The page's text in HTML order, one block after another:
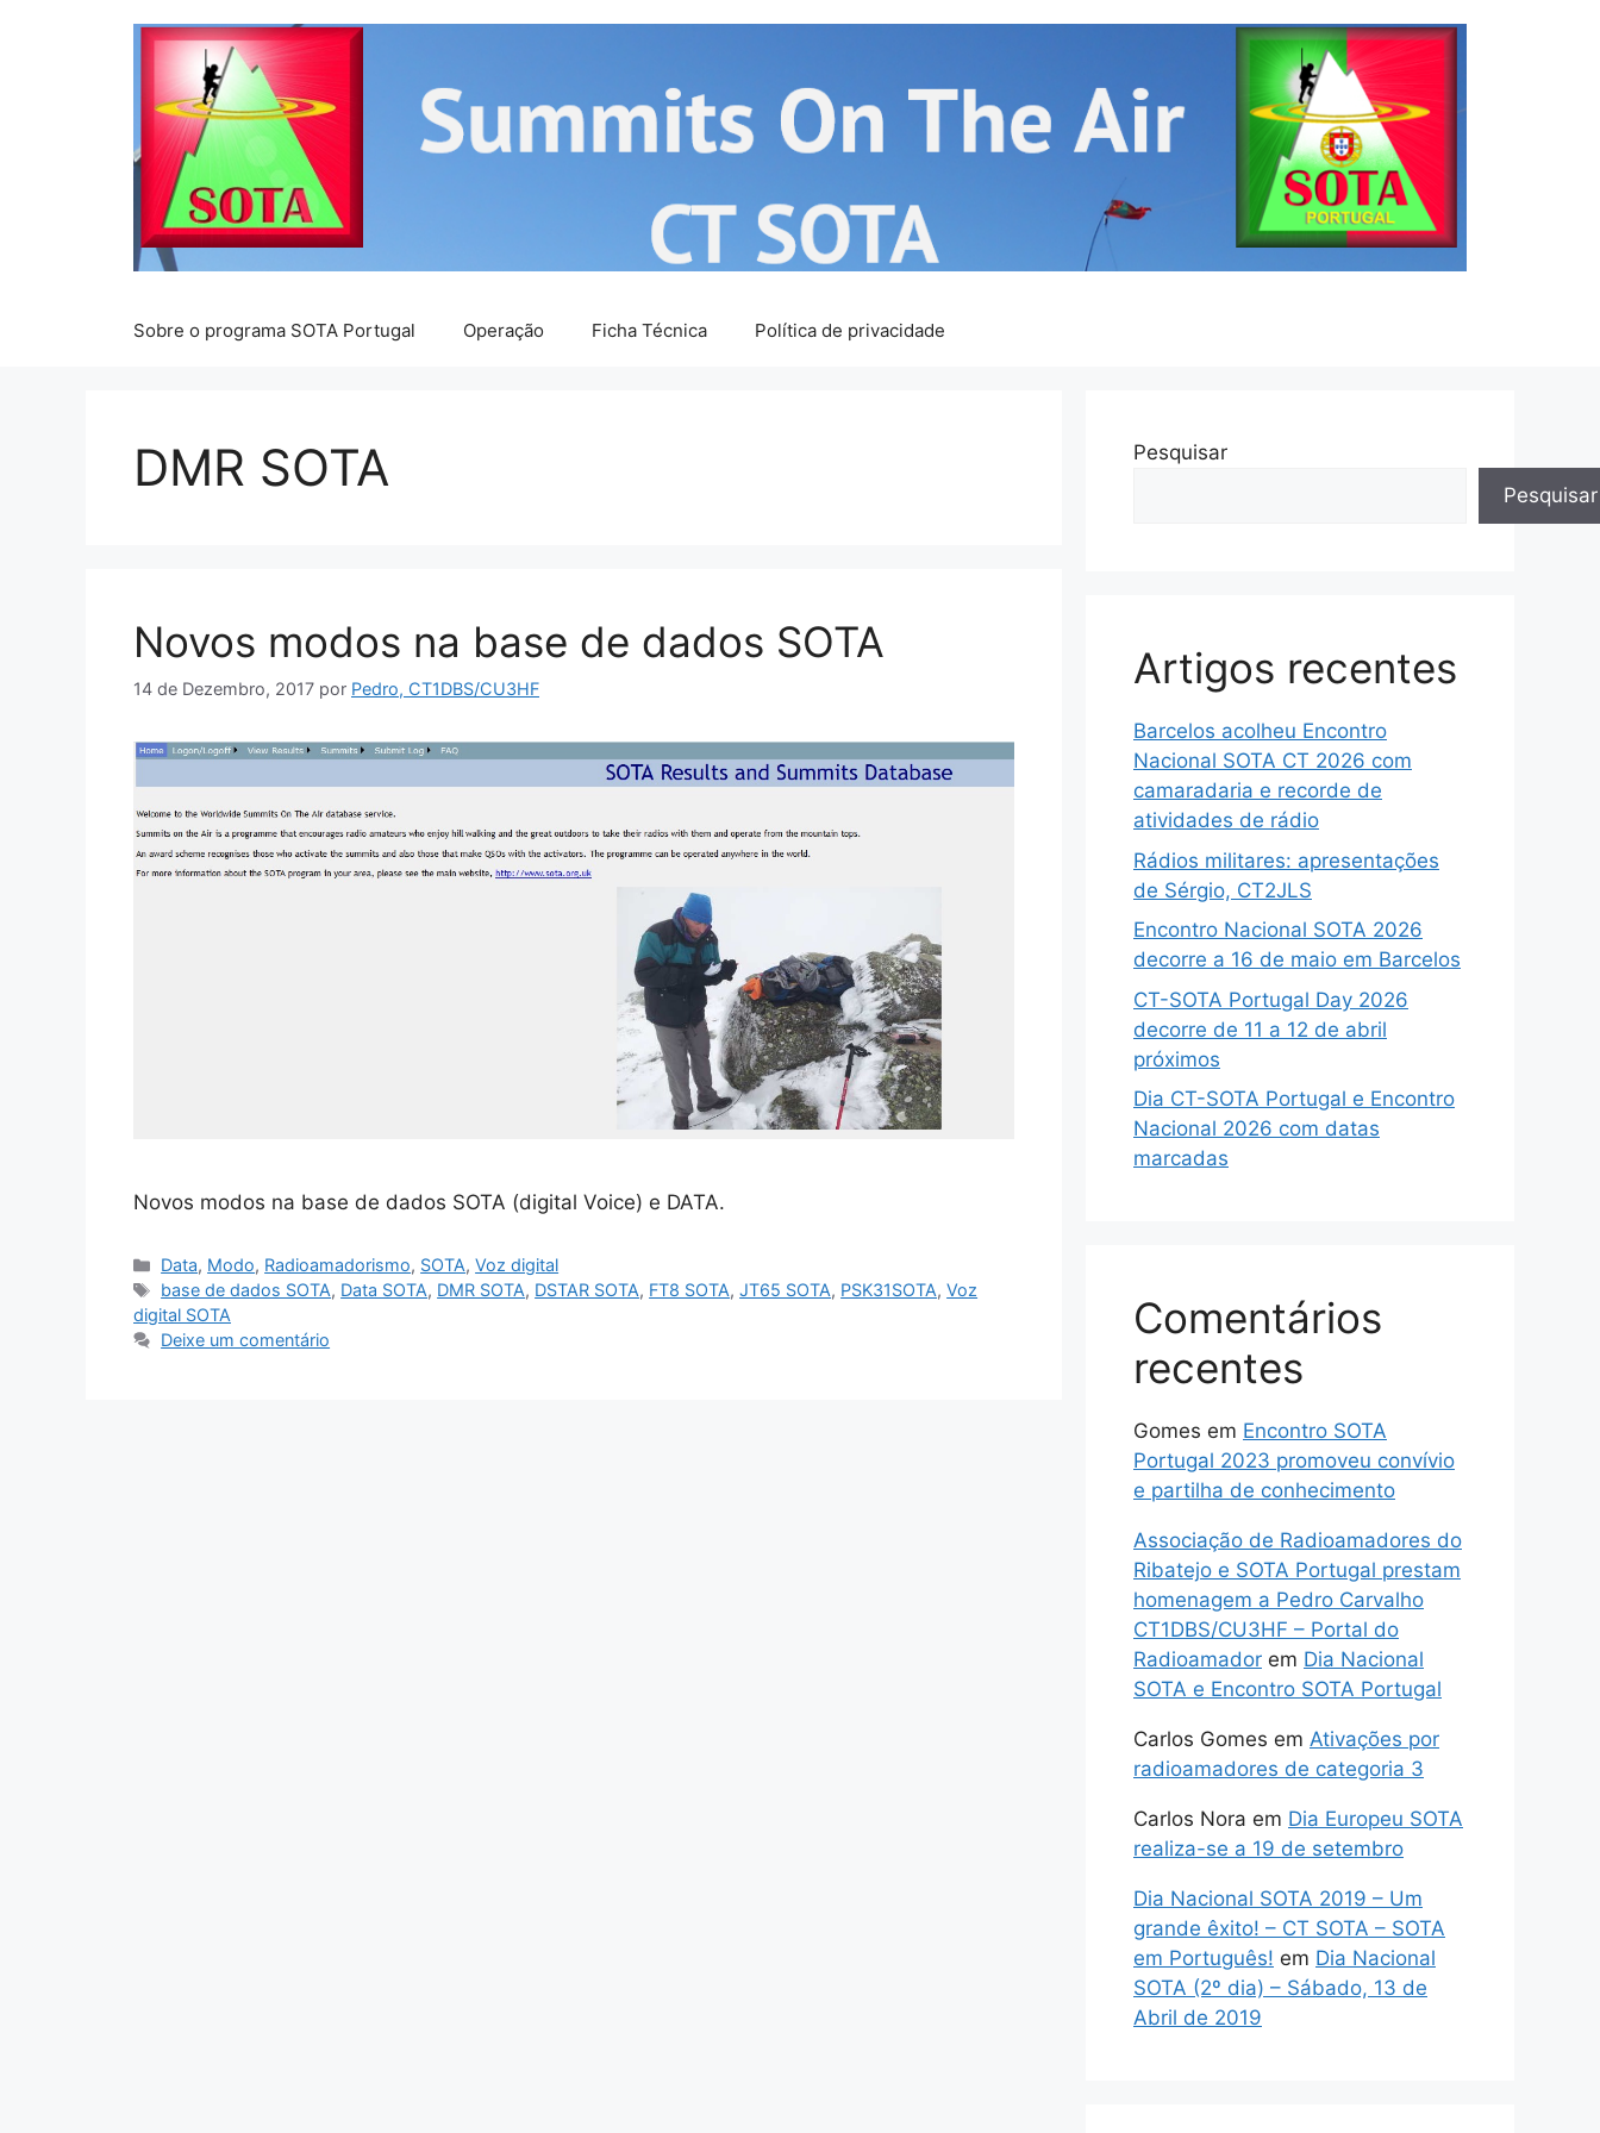
Sobre o programa SOTA Portugal Operação Ficha Técnica Política de privacidade
DMR SOTA
Novos modos na base de dados SOTA
14 de Dezembro, 2017 por Pedro, CT1DBS/CU3HF
Novos modos na base de dados SOTA (digital Voice) e DATA.
Categorias
Data, Modo, Radioamadorismo, SOTA,Voz digital
Etiquetas
base de dados SOTA, Data SOTA, DMR SOTA, DSTAR SOTA, FT8 SOTA,JT65 SOTA, PSK31SOTA,Voz
digital SOTA
Deixe um comentário
Pesquisar
Pesquisar
Artigos recentes
Barcelos acolheu Encontro
Nacional SOTA CT 2026 com
camaradaria e recorde de
atividades de rádio
Rádios militares: apresentações
de Sérgio, CT2JLS
Encontro Nacional SOTA 2026
decorre a 16 de maio em Barcelos
CT-SOTA Portugal Day 2026
decorre de 11 a 12 de abril
próximos
Dia CT-SOTA Portugal e Encontro
Nacional 2026 com datas
marcadas
Comentários
recentes
Gomes em Encontro SOTA
Portugal 2023 promoveu convívio
e partilha de conhecimento
Associação de Radioamadores do
Ribatejo e SOTA Portugal prestam
homenagem a Pedro Carvalho
CT1DBS/CU3HF – Portal do
Radioamador em Dia Nacional
SOTA e Encontro SOTA Portugal
Carlos Gomes em Ativações por
radioamadores de categoria 3
Carlos Nora em Dia Europeu SOTA
realiza-se a 19 de setembro
Dia Nacional SOTA 2019 – Um
grande êxito! – CT SOTA – SOTA
em Português! em Dia Nacional
SOTA (2º dia) – Sábado, 13 de
Abril de 2019